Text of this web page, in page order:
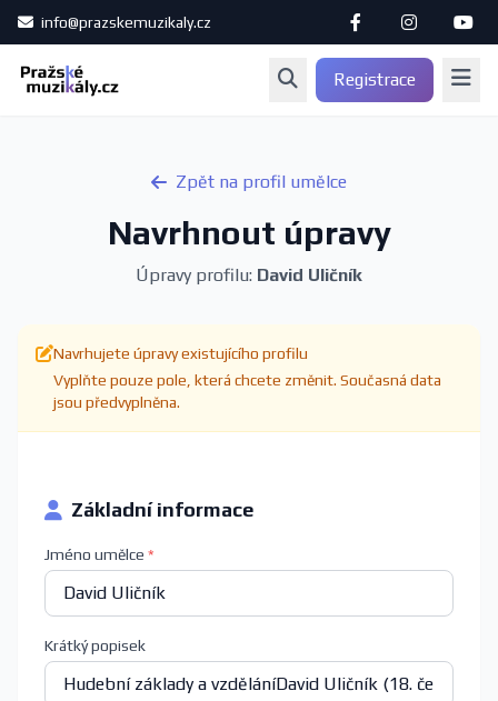
info@prazskemuzikaly.cz
Registrace
Zpět na profil umělce
Navrhnout úpravy
Úpravy profilu: David Uličník
Navrhujete úpravy existujícího profilu
Vyplňte pouze pole, která chcete změnit. Současná data
jsou předvyplněna.
Základní informace
Jméno umělce *
Krátký popisek